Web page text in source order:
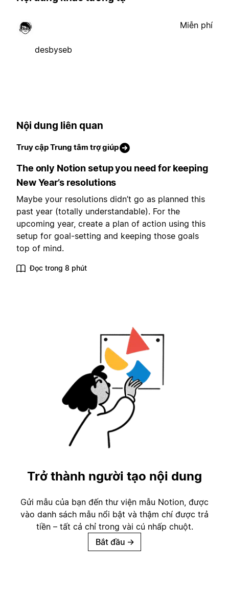
desbyseb
Miễn phí
Nội dung liên quan
Truy cập Trung tâm trợ giúp
The only Notion setup you need for keeping
New Year’s resolutions
Maybe your resolutions didn’t go as planned this
past year (totally understandable). For the
upcoming year, create a plan of action using this
setup for goal-setting and keeping those goals
top of mind.
Đọc trong 8 phút
Trở thành người tạo nội dung
Gửi mẫu của bạn đến thư viện mẫu Notion, được
vào danh sách mẫu nổi bật và thậm chí được trả
tiền – tất cả chỉ trong vài cú nhấp chuột.
Bắt đầu →